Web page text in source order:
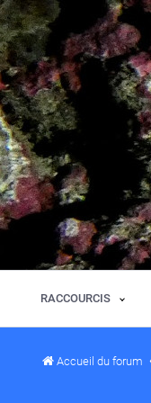
RACCOURCIS
Accueil du forum